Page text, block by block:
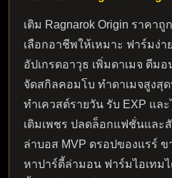
เติม Ragnarok Origin ราคาถู
เลือกอาชีพให้เหมาะ ฟาร์มง่าย
อัปเกรดอาวุธ เพิ่มดาเมจ ตีม
จัดสกิลคอมโบ ทำดาเมจสูงสุ
ทำเควสต์รายวัน รับ EXP และ
เติมเพชร ปลดล็อกแฟชั่นและ
ล่าบอส MVP ดรอปของแรร์ ข
หาปาร์ตี้ล่ามอน ฟาร์มไอเทมไ